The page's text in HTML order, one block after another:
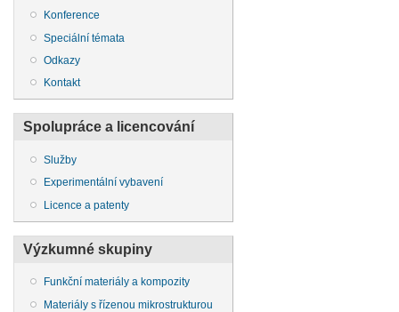
Konference
Speciální témata
Odkazy
Kontakt
Spolupráce a licencování
Služby
Experimentální vybavení
Licence a patenty
Výzkumné skupiny
Funkční materiály a kompozity
Materiály s řízenou mikrostrukturou